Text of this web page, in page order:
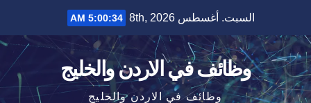
content
السبت. أغسطس 8th, 2026 5:00:34 AM
وظائف في الاردن والخليج
وظائف في الاردن والخليج